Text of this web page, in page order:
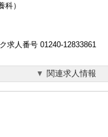
科）
求人番号 01240-12833861
関連求人情報